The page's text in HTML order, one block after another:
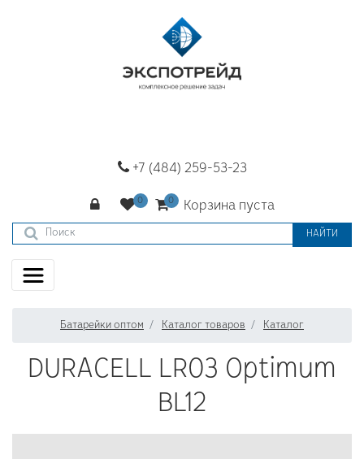
+7 (484) 259-53-23
Корзина пуста
НАЙТИ
Батарейки оптом Каталог товаров Каталог
DURACELL LR03 Optimum
BL12